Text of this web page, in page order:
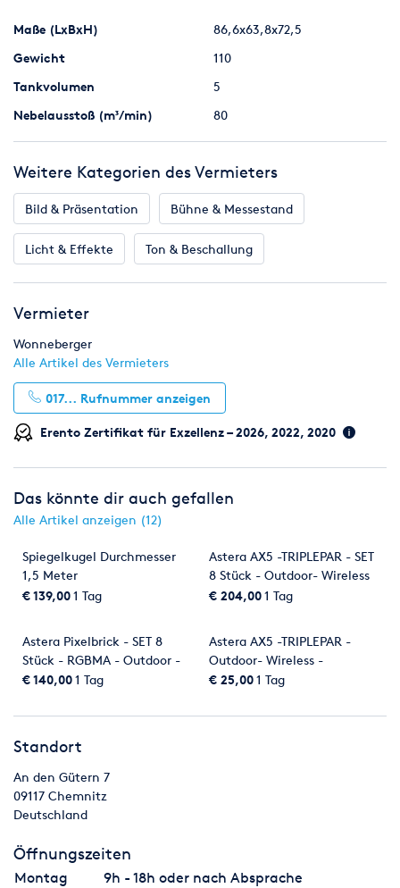
Maße (LxBxH)
86,6x63,8x72,5
Gewicht
110
Tankvolumen
5
Nebelausstoß (m³/min)
80
Weitere Kategorien des Vermieters
Bild & Präsentation Bühne & Messestand
Licht & Effekte Ton & Beschallung
Vermieter
Wonneberger
Alle Artikel des Vermieters
017... Rufnummer anzeigen
Erento Zertifikat für Exzellenz – 2026, 2022, 2020
Das könnte dir auch gefallen
Alle Artikel anzeigen (12)
Spiegelkugel Durchmesser
1,5 Meter
€ 139,001 Tag
Astera AX5 -TRIPLEPAR - SET
8 Stück - Outdoor- Wireless
- Bluetooth - LED - Akku -
€ 204,001 Tag
Astera Pixelbrick - SET 8
Stück - RGBMA - Outdoor -
Wireless - Bluetooth - LED -
€ 140,001 Tag
Astera AX5 -TRIPLEPAR -
Outdoor- Wireless -
Bluetooth - LED - Akku -
€ 25,001 Tag
Standort
An den Gütern 7
09117 Chemnitz
Deutschland
Öffnungszeiten
Montag
9h - 18h oder nach Absprache